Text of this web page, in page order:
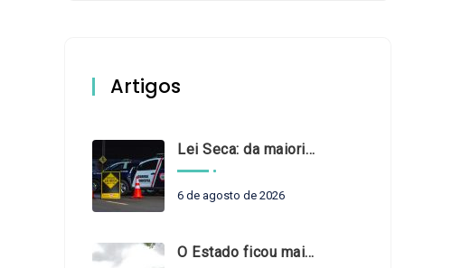
Artigos
Lei Seca: da maioridade à maturidade
6 de agosto de 2026
O Estado ficou mais complexo. O controle precisa acompanhar